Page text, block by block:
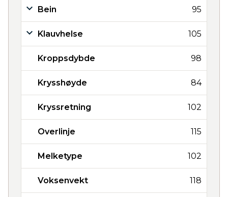
Bein 95
Klauvhelse 105
Kroppsdybde 98
Krysshøyde 84
Kryssretning 102
Overlinje 115
Melketype 102
Voksenvekt 118